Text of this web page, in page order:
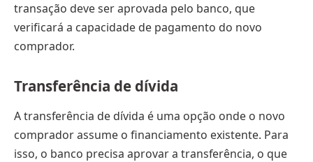
transação deve ser aprovada pelo banco, que
verificará a capacidade de pagamento do novo
comprador.
Transferência de dívida
A transferência de dívida é uma opção onde o novo
comprador assume o financiamento existente. Para
isso, o banco precisa aprovar a transferência, o que